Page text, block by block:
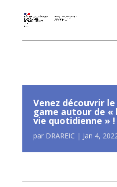
Venez découvrir
game autour de «
vie quotidienne » !
par DRAREIC | Jan 4,